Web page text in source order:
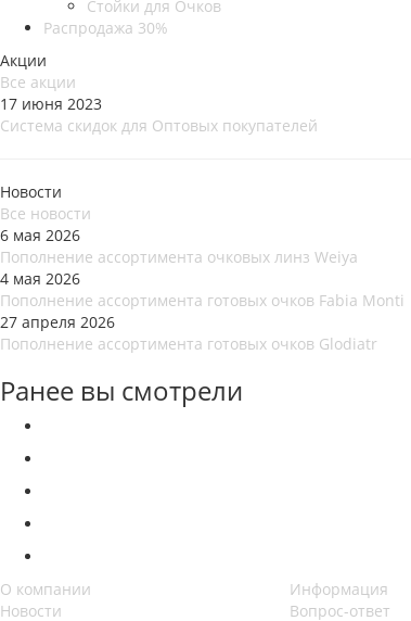
Стойки для Очков
Распродажа 30%
Акции
Все акции
17 июня 2023
Система скидок для Оптовых покупателей
Новости
Все новости
6 мая 2026
Пополнение ассортимента очковых линз Weiya
4 мая 2026
Пополнение ассортимента готовых очков Fabia Monti
27 апреля 2026
Пополнение ассортимента готовых очков Glodiatr
Ранее вы смотрели
О компании
Новости
Информация
Вопрос-ответ